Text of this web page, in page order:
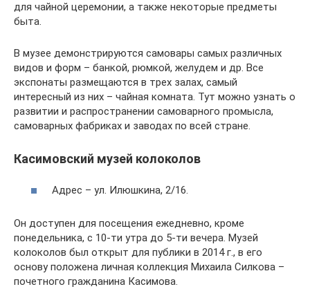
для чайной церемонии, а также некоторые предметы
быта.
В музее демонстрируются самовары самых различных
видов и форм – банкой, рюмкой, желудем и др. Все
экспонаты размещаются в трех залах, самый
интересный из них – чайная комната. Тут можно узнать о
развитии и распространении самоварного промысла,
самоварных фабриках и заводах по всей стране.
Касимовский музей колоколов
Адрес – ул. Илюшкина, 2/16.
Он доступен для посещения ежедневно, кроме
понедельника, с 10-ти утра до 5-ти вечера. Музей
колоколов был открыт для публики в 2014 г., в его
основу положена личная коллекция Михаила Силкова –
почетного гражданина Касимова.